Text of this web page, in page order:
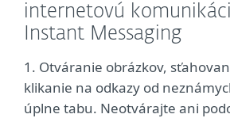
internetovú
Instant Messaging
1. Otváranie obrázkov,
klikanie na odkazy od
úplne tabu. Neotvárajte ani